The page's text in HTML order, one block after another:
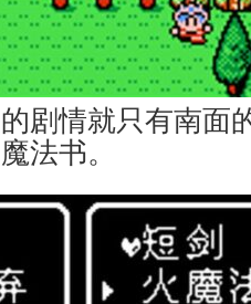
剧情就只有南面
法书。